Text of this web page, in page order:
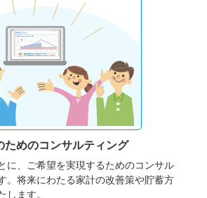
ためのコンサルティング
に、ご希望を実現するためのコンサル
。将来にわたる家計の改善策や貯蓄方
します。